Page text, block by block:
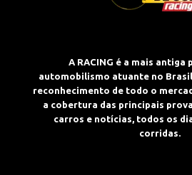
A RACING é a mais antiga
automobilismo atuante no
reconhecimento de todo o
a cobertura das principais
carros e notícias, todos os
corridas.